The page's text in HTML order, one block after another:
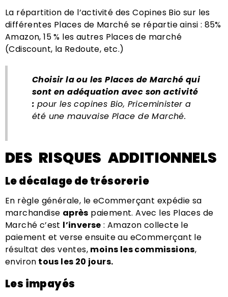
La répartition de l’activité des Copines Bio sur les
différentes Places de Marché se répartie ainsi : 85%
Amazon, 15 % les autres Places de marché
(Cdiscount, la Redoute, etc.)
Choisir la ou les Places de Marché qui
sont en adéquation avec son activité
: pour les copines Bio, Priceminister a
été une mauvaise Place de Marché.
DES RISQUES ADDITIONNELS
Le décalage de trésorerie
En règle générale, le eCommerçant expédie sa
marchandise après paiement. Avec les Places de
Marché c’est l’inverse : Amazon collecte le
paiement et verse ensuite au eCommerçant le
résultat des ventes, moins les commissions,
environ tous les 20 jours.
Les impayés